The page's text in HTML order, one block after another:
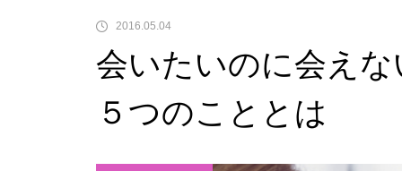
2016.05.04
会いたいのに会え
５つのこととは